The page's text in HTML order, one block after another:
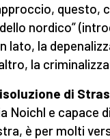
questo,
nordico”
lato, la
la
di
Noichl e capace di
è per molti